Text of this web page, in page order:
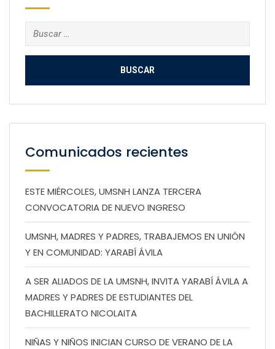
Buscar:
Comunicados recientes
ESTE MIÉRCOLES, UMSNH LANZA TERCERA
CONVOCATORIA DE NUEVO INGRESO
UMSNH, MADRES Y PADRES, TRABAJEMOS EN UNIÓN
Y EN COMUNIDAD: YARABÍ ÁVILA
A SER ALIADOS DE LA UMSNH, INVITA YARABÍ ÁVILA A
MADRES Y PADRES DE ESTUDIANTES DEL
BACHILLERATO NICOLAITA
NIÑAS Y NIÑOS INICIAN CURSO DE VERANO DE LA